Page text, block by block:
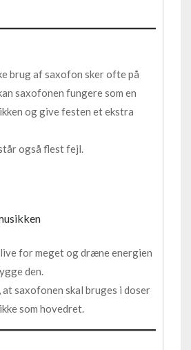
brug af saxofon sker ofte på
saxofonen fungere som en
og give festen et ekstra
også flest fejl.
for meget og dræne energien
den.
at saxofonen skal bruges i doser
som hovedret.